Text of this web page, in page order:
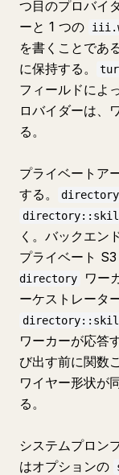
つ目のプロバイ
ーと 1 つの
を書くことであ
に保持する。
フィールドによ
ロバイダーは、
る。
プライベートア
する。
く。バックエン
プライベート
directory
ワー
ーケストレータ
ワーカーが応答
び出す前に関数
ワイヤー形状が
る。
システムプロン
はオプションの